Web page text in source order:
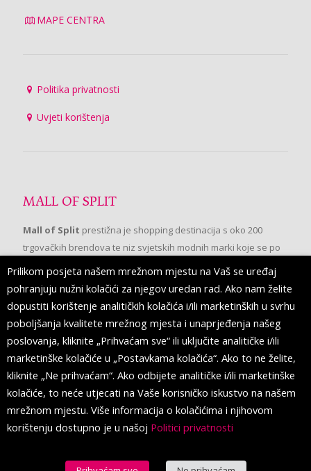
MAPE CENTRA
Politika privatnosti
Uvjeti korištenja
MALL OF SPLIT
Mall of Split prestižna je shopping destinacija s oko 200
trgovačkih brendova te niz svjetskih modnih marki koje se po
prvi put pojavljuju u Splitu.
PRATITE NAS
Prilikom posjeta našem mrežnom mjestu na Vaš se uređaj
pohranjuju nužni kolačići za njegov uredan rad. Ako nam želite
dopustiti korištenje analitičkih kolačića i/ili marketinških u svrhu
poboljšanja kvalitete mrežnog mjesta i unaprjeđenja našeg
poslovanja, kliknite „Prihvaćam sve“ ili uključite analitičke i/ili
marketinške kolačiće u „Postavkama kolačića“. Ako to ne želite,
kliknite „Ne prihvaćam“. Ako odbijete analitičke i/ili marketinške
kolačiće, to neće utjecati na Vaše korisničko iskustvo na našem
mrežnom mjestu. Više informacija o kolačićima i njihovom
korištenju dostupno je u našoj Politici privatnosti